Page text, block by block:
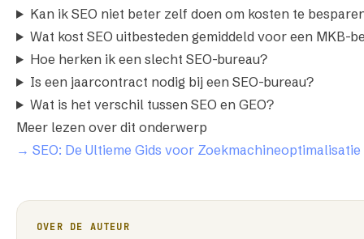
Kan ik SEO niet beter zelf doen om kosten te
Wat kost SEO uitbesteden gemiddeld voor een MKB-
Hoe herken ik een slecht SEO-bureau?
Is een jaarcontract nodig bij een SEO-bureau?
Wat is het verschil tussen SEO en GEO?
Meer lezen over dit onderwerp
→ SEO: De Ultieme Gids voor Zoekmachineoptimalisatie
OVER DE AUTEUR